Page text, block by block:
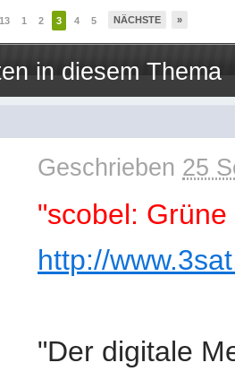
1 2 3 4 5 NÄCHSTE »
in diesem Thema
Geschrieben 25
"scobel: Grüne
http://
"Der digitale